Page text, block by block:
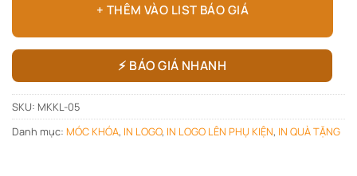
+ THÊM VÀO LIST BÁO GIÁ
⚡ BÁO GIÁ NHANH
SKU: MKKL-05
Danh mục: MÓC KHÓA, IN LOGO, IN LOGO LÊN PHỤ KIỆN, IN QUÀ TẶNG